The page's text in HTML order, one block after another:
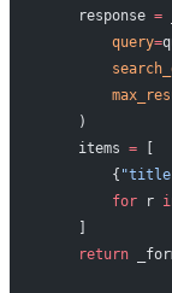
    response
=
        query
=
    )
    items
= [
        {
        for
r
    return